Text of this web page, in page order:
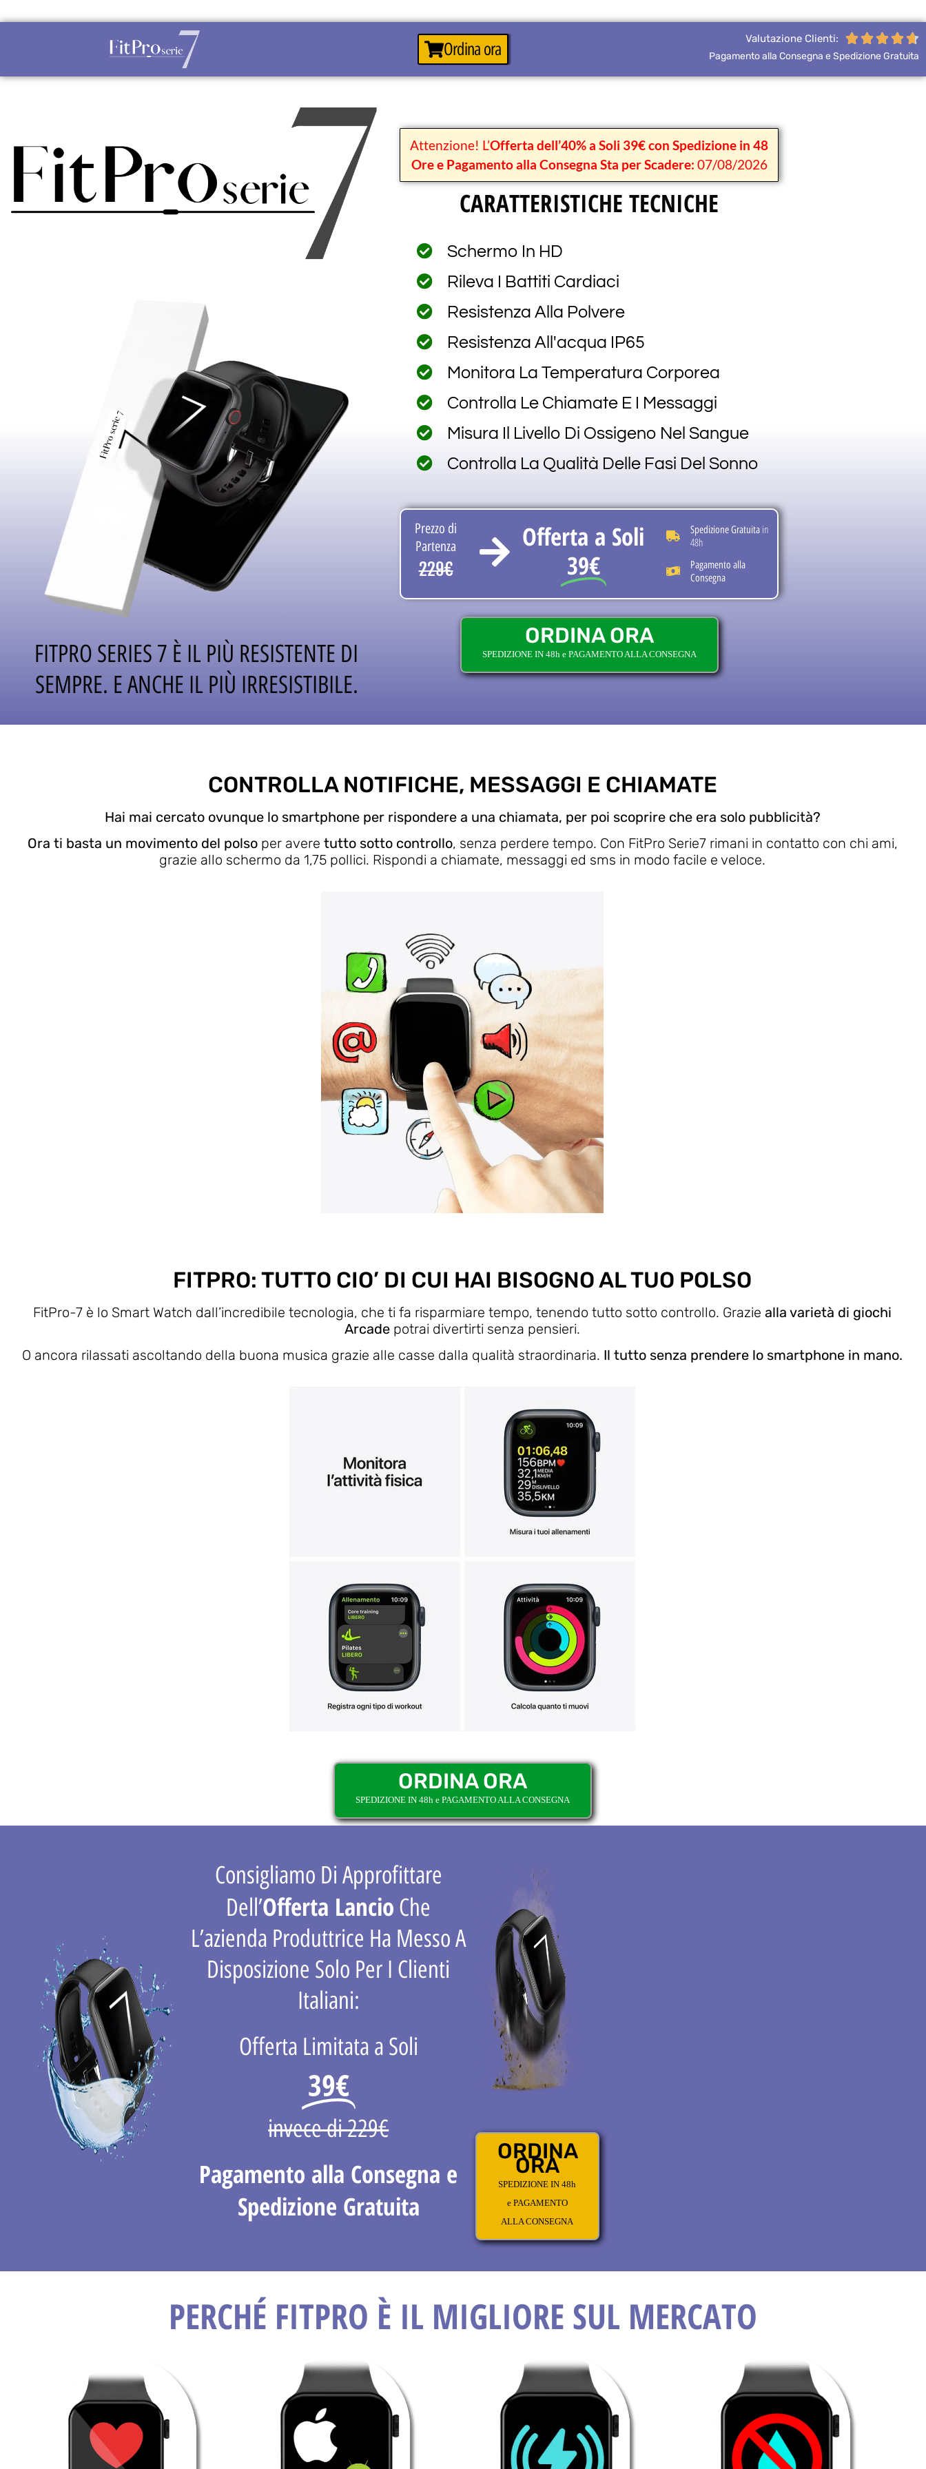
Ordina ora Valutazione Clienti: 
Pagamento alla Consegna e Spedizione Gratuita
FITPRO SERIES 7 È IL PIÙ RESISTENTE DI
SEMPRE. E ANCHE IL PIÙ IRRESISTIBILE.
Attenzione! L’Offerta dell’40% a Soli 39€ con Spedizione in 48
Ore e Pagamento alla Consegna Sta per Scadere: 07/08/2026
CARATTERISTICHE TECNICHE
Schermo In HD
Rileva I Battiti Cardiaci
Resistenza Alla Polvere
Resistenza All'acqua IP65
Monitora La Temperatura Corporea
Controlla Le Chiamate E I Messaggi
Misura Il Livello Di Ossigeno Nel Sangue
Controlla La Qualità Delle Fasi Del Sonno
Prezzo di
Partenza
229€
Offerta a Soli
39€
Spedizione Gratuita in
48h
Pagamento alla
Consegna
ORDINA ORA
SPEDIZIONE IN 48h e PAGAMENTO ALLA CONSEGNA
CONTROLLA NOTIFICHE, MESSAGGI E CHIAMATE
Hai mai cercato ovunque lo smartphone per rispondere a una chiamata, per poi scoprire che era solo pubblicità?
Ora ti basta un movimento del polsoper avere tutto sotto controllo, senza perdere tempo. Con FitPro Serie7 rimani in contatto con chi ami,
grazie allo schermo da 1,75 pollici. Rispondi a chiamate, messaggi ed sms in modo facile e veloce.
FITPRO: TUTTO CIO’ DI CUI HAI BISOGNO AL TUO POLSO
FitPro-7 è lo Smart Watch dall’incredibile tecnologia, che ti fa risparmiare tempo, tenendo tutto sotto controllo. Grazie alla varietà di giochi
Arcade potrai divertirti senza pensieri.
O ancora rilassati ascoltando della buona musica grazie alle casse dalla qualità straordinaria. Il tutto senza prendere lo smartphone in mano.
ORDINA ORA
SPEDIZIONE IN 48h e PAGAMENTO ALLA CONSEGNA
Consigliamo Di Approfittare
Dell’Offerta Lancio Che
L’azienda Produttrice Ha Messo A
Disposizione Solo Per I Clienti
Italiani:
Offerta Limitata a Soli
39€
invece di 229€
Pagamento alla Consegna e
Spedizione Gratuita
ORDINA
ORA
SPEDIZIONE IN 48h
e PAGAMENTO
ALLA CONSEGNA
PERCHÉ FITPRO È IL MIGLIORE SUL MERCATO